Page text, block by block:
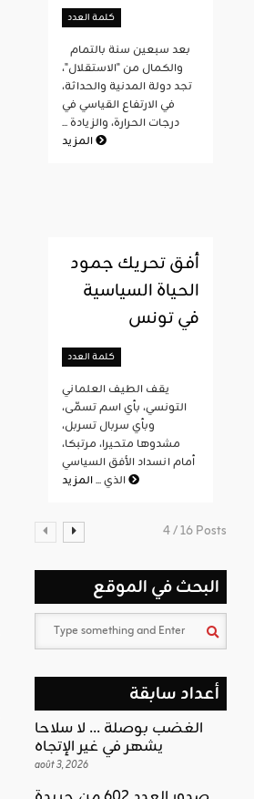
كلمة العدد
والكمال من "الاستقلال"،
تجد دولة المدنية والحداثة،
في الارتفاع القياسي في
درجات الحرارة، والزيادة ...
المزيد
أفق تحريك جمود
الحياة السياسية
في تونس
كلمة العدد
يقف الطيف العلماني
التونسي، بأي اسم تسمّى،
وبأي سربال تسربل،
مشدوها متحيرا، مرتبكا،
أمام انسداد الأفق السياسي
الذي ...المزيد
4 / 16 Posts
البحث في الموقع
أعداد سابقة
الغضب بوصلة … لا سلاحا
يشهر في غير الإتجاه
août 3, 2026